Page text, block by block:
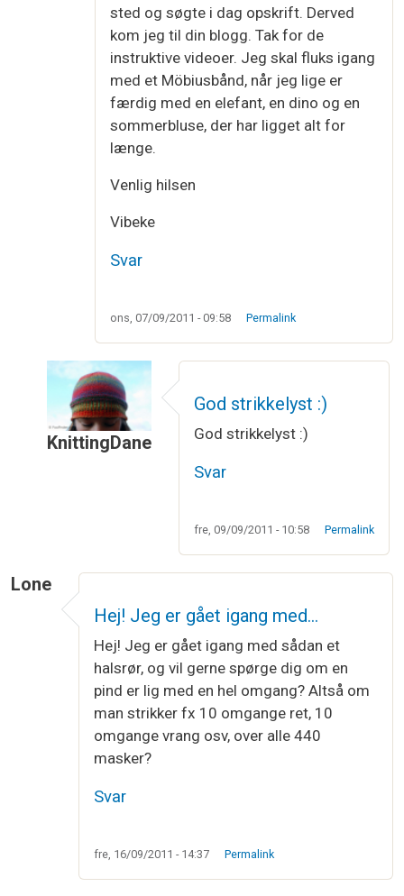
sted og søgte i dag opskrift. Derved
kom jeg til din blogg. Tak for de
instruktive videoer. Jeg skal fluks igang
med et Möbiusbånd, når jeg lige er
færdig med en elefant, en dino og en
sommerbluse, der har ligget alt for
længe.
Venlig hilsen
Vibeke
Svar
ons, 07/09/2011 - 09:58 Permalink
KnittingDane
Möbiusbånd
God strikkelyst :)
God strikkelyst :)
Svar
fre, 09/09/2011 - 10:58 Permalink
Lone
Hej! Jeg er gået igang med…
Hej! Jeg er gået igang med sådan et
halsrør, og vil gerne spørge dig om en
pind er lig med en hel omgang? Altså om
man strikker fx 10 omgange ret, 10
omgange vrang osv, over alle 440
masker?
Svar
fre, 16/09/2011 - 14:37 Permalink